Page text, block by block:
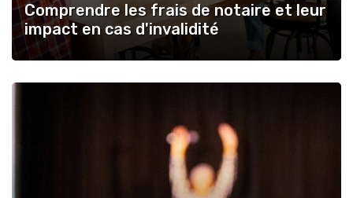
Comprendre les frais de notaire et leur
impact en cas d'invalidité